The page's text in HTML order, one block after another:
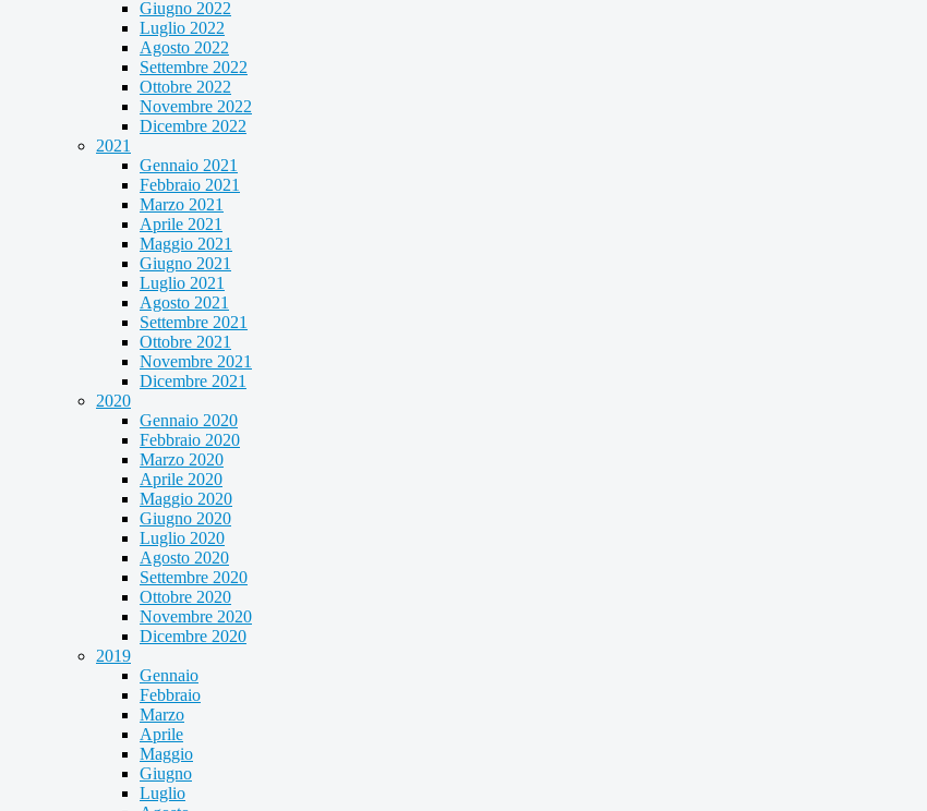
Giugno 2022
Luglio 2022
Agosto 2022
Settembre 2022
Ottobre 2022
Novembre 2022
Dicembre 2022
2021
Gennaio 2021
Febbraio 2021
Marzo 2021
Aprile 2021
Maggio 2021
Giugno 2021
Luglio 2021
Agosto 2021
Settembre 2021
Ottobre 2021
Novembre 2021
Dicembre 2021
2020
Gennaio 2020
Febbraio 2020
Marzo 2020
Aprile 2020
Maggio 2020
Giugno 2020
Luglio 2020
Agosto 2020
Settembre 2020
Ottobre 2020
Novembre 2020
Dicembre 2020
2019
Gennaio
Febbraio
Marzo
Aprile
Maggio
Giugno
Luglio